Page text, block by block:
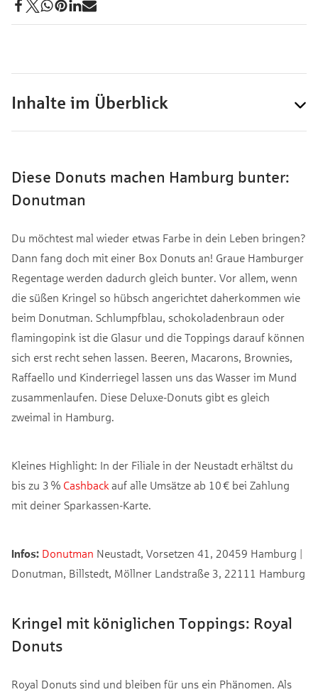
Inhalte im Überblick
Diese Donuts machen Hamburg bunter:
Donutman
Du möchtest mal wieder etwas Farbe in dein Leben bringen?
Dann fang doch mit einer Box Donuts an! Graue Hamburger
Regentage werden dadurch gleich bunter. Vor allem, wenn
die süßen Kringel so hübsch angerichtet daherkommen wie
beim Donutman. Schlumpfblau, schokoladenbraun oder
flamingopink ist die Glasur und die Toppings darauf können
sich erst recht sehen lassen. Beeren, Macarons, Brownies,
Raffaello und Kinderriegel lassen uns das Wasser im Mund
zusammenlaufen. Diese Deluxe-Donuts gibt es gleich
zweimal in Hamburg.
Kleines Highlight: In der Filiale in der Neustadt erhältst du
bis zu 3 % Cashback auf alle Umsätze ab 10 € bei Zahlung
mit deiner Sparkassen-Karte.
Infos: Donutman Neustadt, Vorsetzen 41, 20459 Hamburg |
Donutman, Billstedt, Möllner Landstraße 3, 22111 Hamburg
Kringel mit königlichen Toppings: Royal
Donuts
Royal Donuts sind und bleiben für uns ein Phänomen. Als